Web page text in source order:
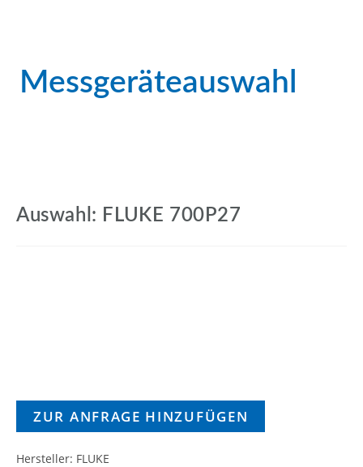
Messgeräteauswahl
Auswahl: FLUKE 700P27
ZUR ANFRAGE HINZUFÜGEN
Hersteller: FLUKE